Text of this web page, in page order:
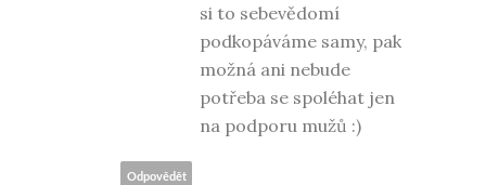
si to sebevědomí
podkopáváme samy, pak
možná ani nebude
potřeba se spoléhat jen
na podporu mužů :)
Odpovědět